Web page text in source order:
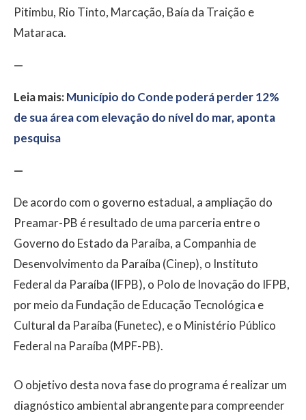
Pitimbu, Rio Tinto, Marcação, Baía da Traição e
Mataraca.
—
Leia mais:Município do Conde poderá perder 12%
de sua área com elevação do nível do mar, aponta
pesquisa
—
De acordo com o governo estadual, a ampliação do
Preamar-PB é resultado de uma parceria entre o
Governo do Estado da Paraíba, a Companhia de
Desenvolvimento da Paraíba (Cinep), o Instituto
Federal da Paraíba (IFPB), o Polo de Inovação do IFPB,
por meio da Fundação de Educação Tecnológica e
Cultural da Paraíba (Funetec), e o Ministério Público
Federal na Paraíba (MPF-PB).
O objetivo desta nova fase do programa é realizar um
diagnóstico ambiental abrangente para compreender